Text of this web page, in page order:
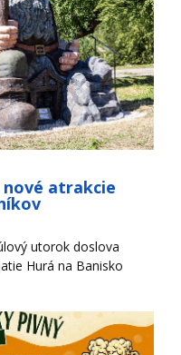
atrakcie
utorok doslova
Hurá na Banisko